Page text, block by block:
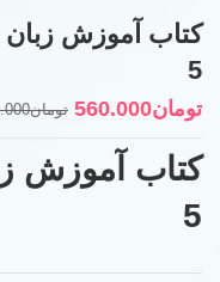
کتاب آموزش زبان
5
تومان تومان560.000
کتاب آموزش
5